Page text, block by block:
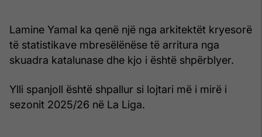
Lamine Yamal ka qenë një nga arkitektët kryesorë
të statistikave mbresëlënëse të arritura nga
skuadra katalunase dhe kjo i është shpërblyer.
Ylli spanjoll është shpallur si lojtari më i mirë i
sezonit 2025/26 në La Liga.